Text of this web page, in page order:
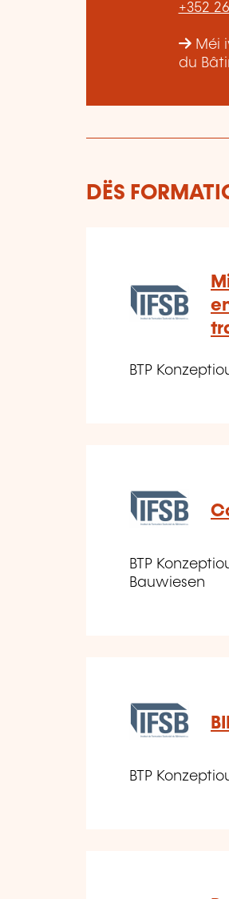
+352
Méi
du
DËS
BTP
BTP
Bauwiesen
BTP